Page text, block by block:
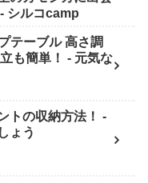
シルコcamp
テーブル 高さ調
も簡単！ - 元気な
トの収納方法！ -
ょう